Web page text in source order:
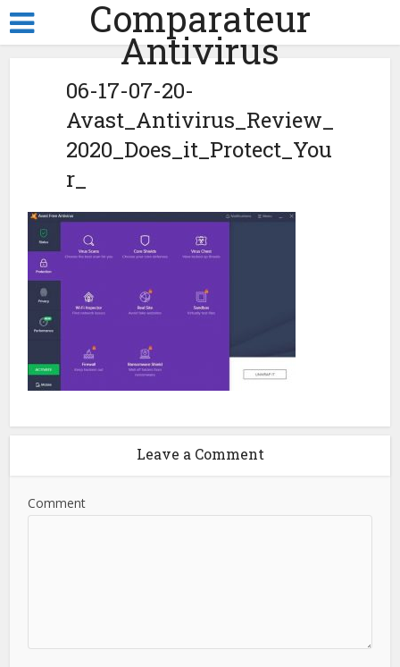
Comparateur
Antivirus
06-17-07-20-
Avast_Antivirus_Review_
2020_Does_it_Protect_You
r_
Leave a Comment
Comment